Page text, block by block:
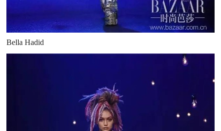
Bella Hadid